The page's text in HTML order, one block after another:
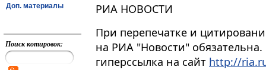
Доп. материалы
Поиск котировок:
РИА НОВОСТИ
При перепечатке и
на РИА "Новости"
гиперссылка на сайт http://